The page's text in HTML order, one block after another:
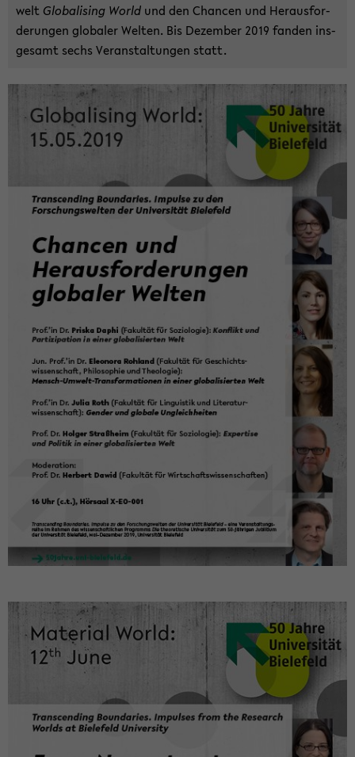
welt Glo­ba­li­sing World und den Chan­cen und Her­aus­for­
de­run­gen glo­ba­ler Wel­ten. Bis De­zem­ber 2019 fan­den ins­
ge­samt sechs Ver­an­stal­tun­gen statt.